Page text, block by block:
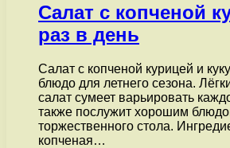
Салат с копченой
раз в день
Салат с копченой курицей и
блюдо для летнего сезона.
салат сумеет варьировать
также послужит хорошим
торжественного стола.
копченая…